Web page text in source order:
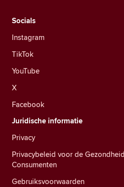
Socials
Instagram
TikTok
YouTube
X
Facebook
Juridische informatie
Privacy
Privacybeleid voor de
Consumenten
Gebruiksvoorwaarden